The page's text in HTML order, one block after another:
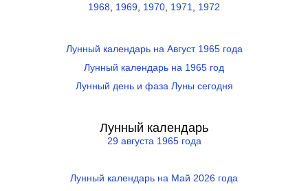
1968, 1969, 1970, 1971, 1972
Лунный календарь на Август 1965 года
Лунный календарь на 1965 год
Лунный день и фаза Луны сегодня
Лунный календарь
29 августа 1965 года
Лунный календарь на Май 2026 года